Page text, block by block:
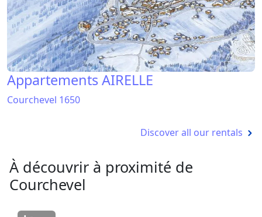
Appartements AIRELLE
Courchevel 1650
Discover all our rentals
À découvrir à proximité de
Courchevel